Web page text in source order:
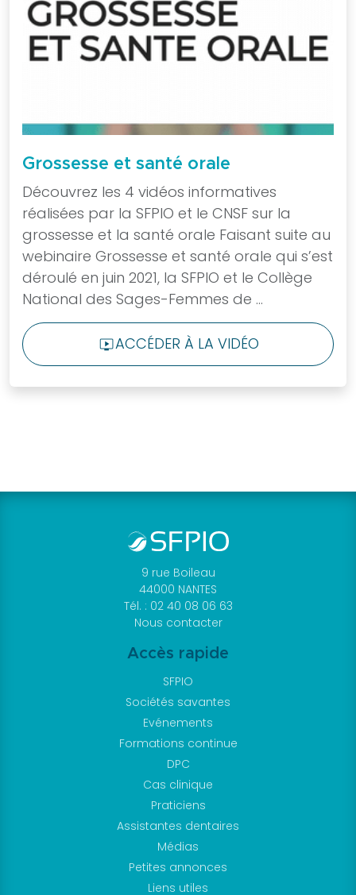
Grossesse et santé orale
Découvrez les 4 vidéos informatives
réalisées par la SFPIO et le CNSF sur la
grossesse et la santé orale Faisant suite au
webinaire Grossesse et santé orale qui s’est
déroulé en juin 2021, la SFPIO et le Collège
National des Sages-Femmes de ...
LIVE_TVACCÉDER À LA VIDÉO
9 rue Boileau
44000 NANTES
Tél. : 02 40 08 06 63
Nous contacter
Accès rapide
SFPIO
Sociétés savantes
Evénements
Formations continue
DPC
Cas clinique
Praticiens
Assistantes dentaires
Médias
Petites annonces
Liens utiles
Mot de passe
oublié
nous dès
aujourd’hui et
intégrez une
communauté
engagée
dans le
progrès de la
profession.